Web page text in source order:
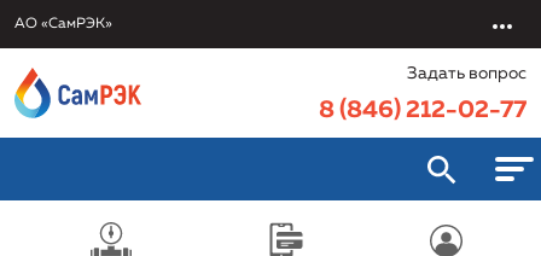
АО «СамРЭК»
Задать вопрос
8 (846) 212-02-77
О компании